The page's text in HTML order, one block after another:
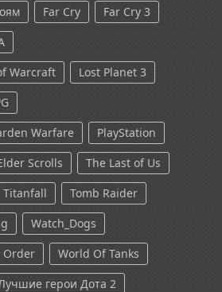
Far Cry
Far Cry 3
Warcraft
Lost Planet 3
Warfare
PlayStation
Scrolls
The Last of Us
Titanfall
Tomb Raider
Watch_Dogs
Order
World Of Tanks
герои Дота 2